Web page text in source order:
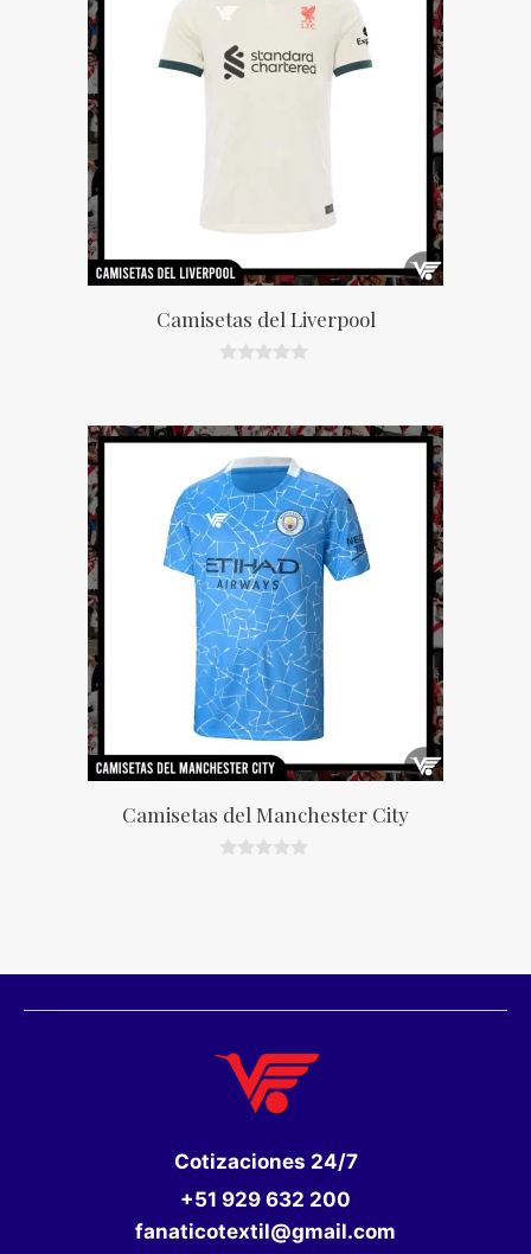
Camisetas del Liverpool
5
Camisetas del Manchester City
Cotizaciones 24/7
+51 929 632 200
fanaticotextil@gmail.com